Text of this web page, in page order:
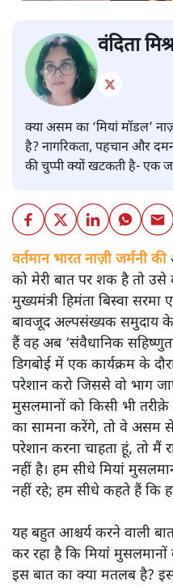
वंदिता
क्या असम का ‘मियां मॉडल’
है? नागरिकता, पहचान और
की चुप्पी क्यों खटकती है- एक
वर्तमान भारत नाज़ी जर्मनी की
को मेरी बात पर शक है तो उसे
मुख्यमंत्री हिमंता बिस्वा
बावजूद अल्पसंख्यक समुदाय
हैं वह अब ‘संवैधानिक
डिगबोई में एक कार्यक्रम के
परेशान करो जिससे वो भाग
मुसलमानों को किसी भी
का सामना करेंगे, तो वे असम
परेशान करना चाहता हूं, तो मैं
नहीं है। हम सीधे मियां
नहीं रहे; हम सीधे कहते हैं कि
यह बहुत आश्चर्य करने वाली
कर रहा है कि मियांं
इस बात का क्या मतलब है?